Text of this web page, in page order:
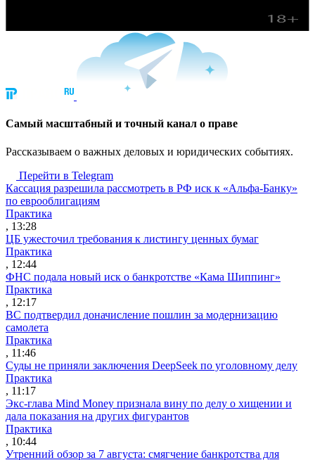
Cамый масштабный и точный канал о праве
Рассказываем о важных деловых и юридических событиях.
Перейти в Telegram
Кассация разрешила рассмотреть в РФ иск к «Альфа-Банку»
по еврооблигациям
Практика
, 13:28
ЦБ ужесточил требования к листингу ценных бумаг
Практика
, 12:44
ФНС подала новый иск о банкротстве «Кама Шиппинг»
Практика
, 12:17
ВС подтвердил доначисление пошлин за модернизацию
самолета
Практика
, 11:46
Суды не приняли заключения DeepSeek по уголовному делу
Практика
, 11:17
Экс-глава Mind Money признала вину по делу о хищении и
дала показания на других фигурантов
Практика
, 10:44
Утренний обзор за 7 августа: смягчение банкротства для